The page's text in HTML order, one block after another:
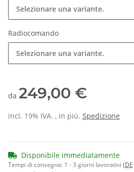
Selezionare una variante.
Radiocomando
Selezionare una variante.
da 249,00 €
incl. 19% IVA. , in più. Spedizione
Disponibile immediatamente
Tempi di consegna: 1 - 3 giorni lavorativi (DE